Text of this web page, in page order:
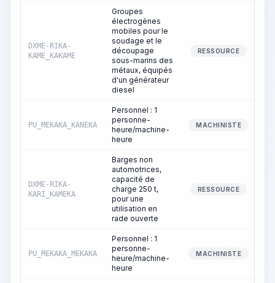
DXME-RIKA-
KAME_KAKAME
Groupes
électrogènes
mobiles pour le
soudage et le
découpage
sous-marins des
métaux, équipés
d'un générateur
diesel
RESSOURCE
PU_MEKAKA_KANEKA
Personnel : 1
personne-
heure/machine-
heure
MACHINISTE
DXME-RIKA-
KARI_KAMEKA
Barges non
automotrices,
capacité de
charge 250 t,
pour une
utilisation en
rade ouverte
RESSOURCE
PU_MEKAKA_MEKAKA
Personnel : 1
personne-
heure/machine-
heure
MACHINISTE